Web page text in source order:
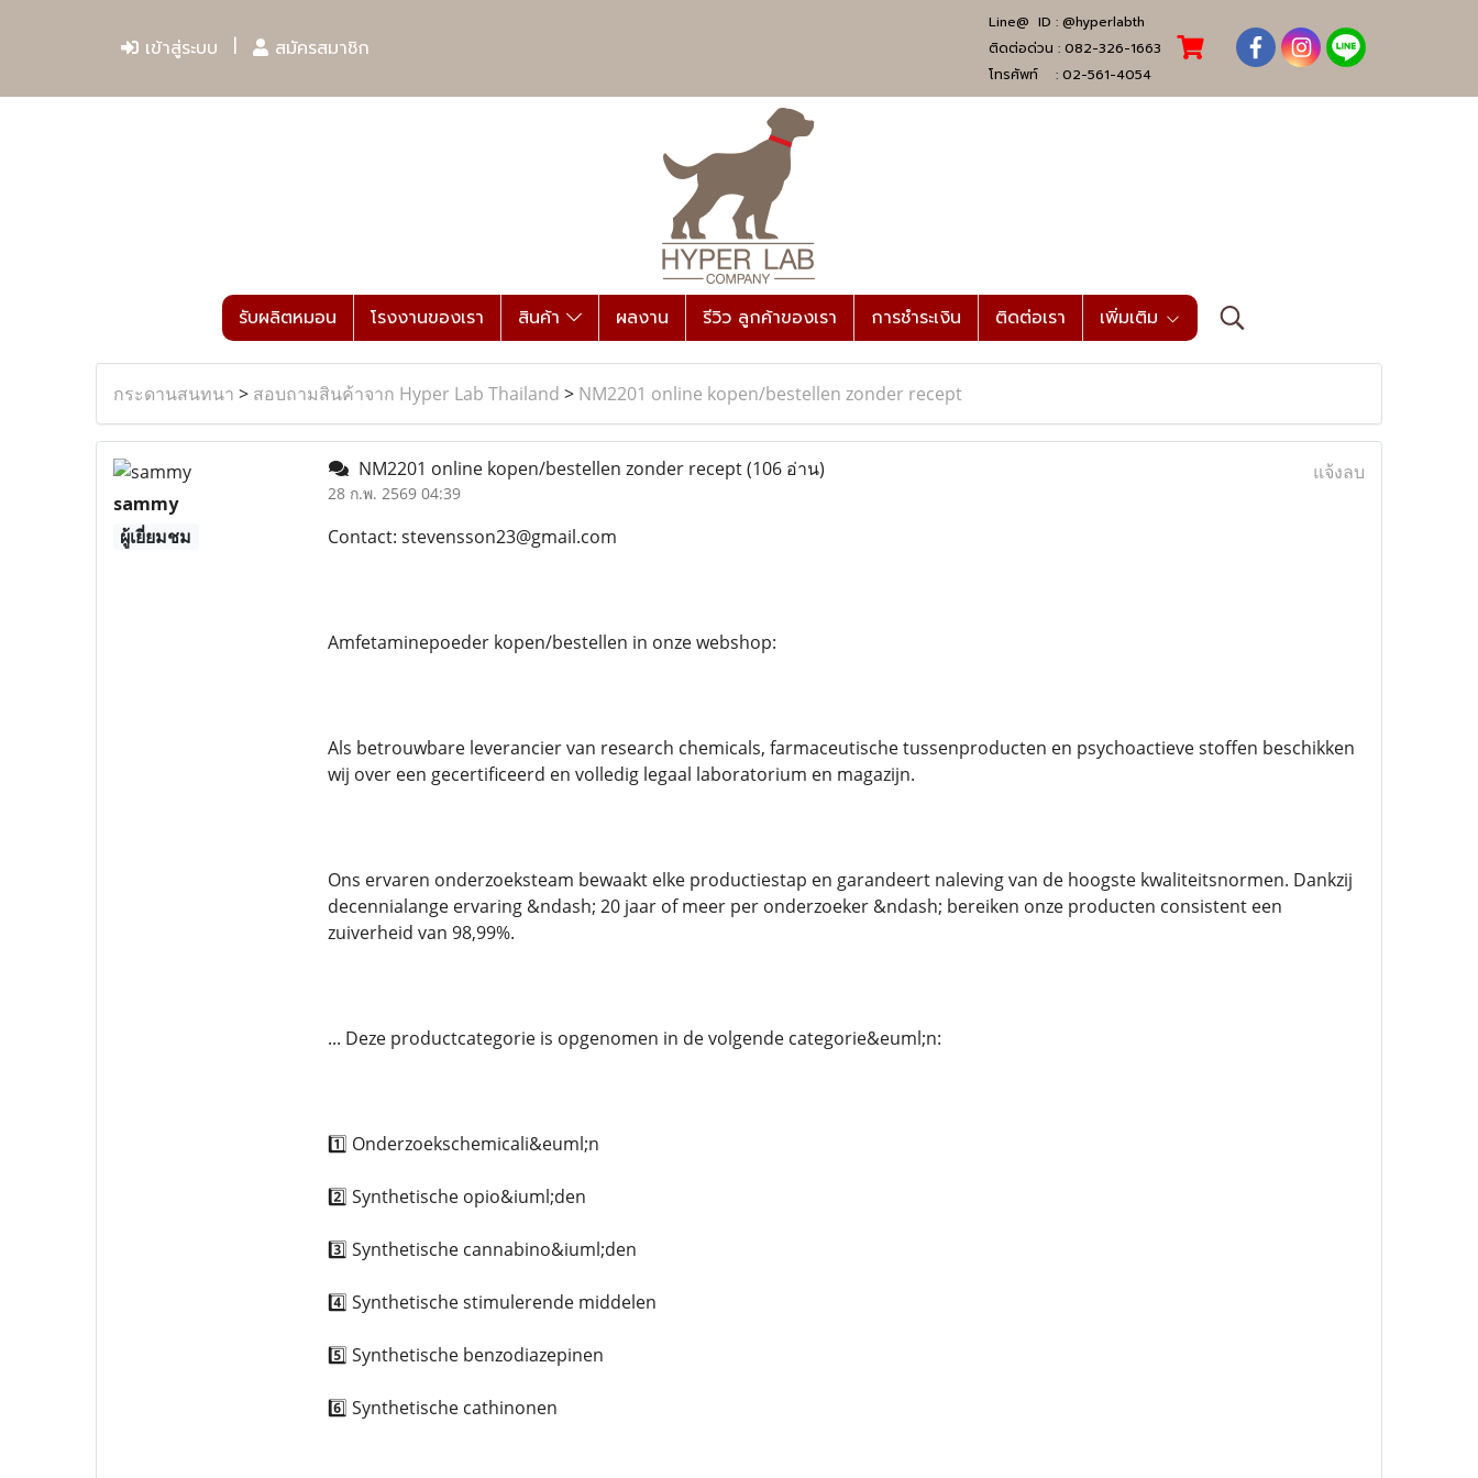
เข้าสู่ระบบ สมัครสมาชิก
Line@ ID : @hyperlabth
ติดต่อด่วน : 082-326-1663
โทรศัพท์ : 02-561-4054
รับผลิตหมอน โรงงานของเรา สินค้า ผลงาน รีวิว ลูกค้าของเรา การชำระเงิน ติดต่อเรา เพิ่มเติม
กระดานสนทนา > สอบถามสินค้าจาก Hyper Lab Thailand > NM2201 online kopen/bestellen zonder recept
sammy
ผู้เยี่ยมชม
NM2201 online kopen/bestellen zonder recept(106 อ่าน)
28 ก.พ. 2569 04:39
แจ้งลบ
Contact: stevensson23@gmail.com
Amfetaminepoeder kopen/bestellen in onze webshop:
Als betrouwbare leverancier van research chemicals, farmaceutische tussenproducten en psychoactieve stoffen beschikken
wij over een gecertificeerd en volledig legaal laboratorium en magazijn.
Ons ervaren onderzoeksteam bewaakt elke productiestap en garandeert naleving van de hoogste kwaliteitsnormen. Dankzij
decennialange ervaring &ndash; 20 jaar of meer per onderzoeker &ndash; bereiken onze producten consistent een
zuiverheid van 98,99%.
... Deze productcategorie is opgenomen in de volgende categorie&euml;n:
1️⃣ Onderzoekschemicali&euml;n
2️⃣ Synthetische opio&iuml;den
3️⃣ Synthetische cannabino&iuml;den
4️⃣ Synthetische stimulerende middelen
5️⃣ Synthetische benzodiazepinen
6️⃣ Synthetische cathinonen